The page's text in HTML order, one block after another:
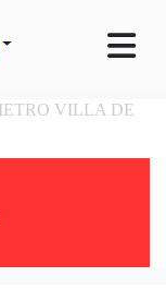
VILLA DE